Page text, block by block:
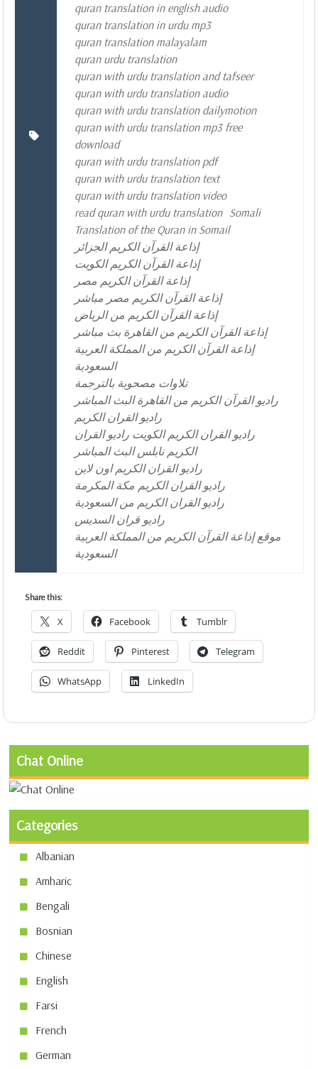
quran translation in english audio
quran translation in urdu mp3
quran translation malayalam
quran urdu translation
quran with urdu translation and tafseer
quran with urdu translation audio
quran with urdu translation dailymotion
quran with urdu translation mp3 free
download
quran with urdu translation pdf
quran with urdu translation text
quran with urdu translation video
read quran with urdu translation Somali
Translation of the Quran in Somail
إذاعة القرآن الكريم الجزائر
إذاعة القرآن الكريم الكويت
إذاعة القرآن الكريم مصر
إذاعة القرآن الكريم مصر مباشر
إذاعة القرآن الكريم من الرياض
إذاعة القرآن الكريم من القاهرة بث مباشر
إذاعة القرآن الكريم من المملكة العربية
السعودية
تلاوات مصحوبة بالترجمة
راديو القرآن الكريم من القاهرة البث المباشر
راديو القران الكريم
راديو القران الكريم الكويت راديو القران
الكريم نابلس البث المباشر
راديو القران الكريم اون لاين
راديو القران الكريم مكة المكرمة
راديو القران الكريم من السعودية
راديو قران السديس
موقع إذاعة القرآن الكريم من المملكة العربية
السعودية
Share this:
X Facebook Tumblr
Reddit Pinterest Telegram
WhatsApp LinkedIn
Chat Online
Categories
Albanian
Amharic
Bengali
Bosnian
Chinese
English
Farsi
French
German